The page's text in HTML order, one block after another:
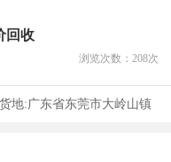
回收
浏览次数： 208次
地:广东省东莞市大岭山镇